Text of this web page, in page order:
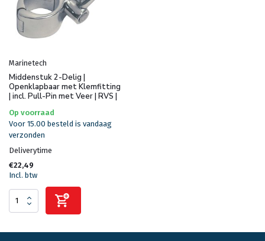
Marinetech
Middenstuk 2-Delig |
Openklapbaar met Klemfitting
| incl. Pull-Pin met Veer | RVS |
Op voorraad
Voor 15.00 besteld is vandaag
verzonden
Deliverytime
€22,49
Incl. btw